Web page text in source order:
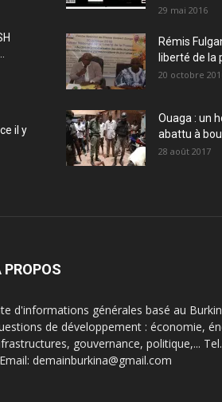
il y
29 mai 2016
Rémis
liberté de la
20 octobre
Ouaga : un
abattu à
28 août 2017
PROPOS
d'informations générales basé au
de développement : économie,
gouvernance, politique,...
demainburkina@gmail.com